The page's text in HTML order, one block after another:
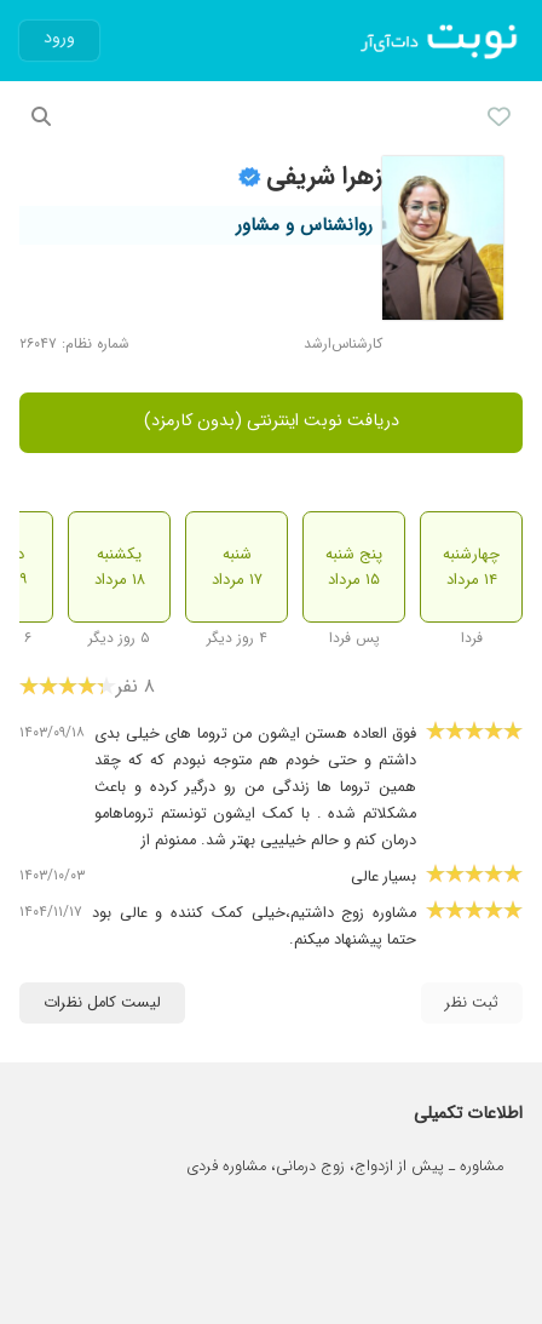
ورود
زهرا شریفی
روانشناس و مشاور
کارشناس‌ارشد شماره نظام: ۲۶۰۴۷
دریافت نوبت اینترنتی (بدون کارمزد)
چهارشنبه
۱۴ مرداد
فردا
پنج شنبه
۱۵ مرداد
پس فردا
شنبه
۱۷ مرداد
۴ روز دیگر
یکشنبه
۱۸ مرداد
۵ روز دیگر
۱۹ مرداد
۶ روز دیگر
۸ نفر
فوق العاده هستن ایشون من تروما های خیلی بدی
داشتم و حتی خودم هم متوجه نبودم که که چقد
همین تروما ها زندگی من رو درگیر کرده و باعث
مشکلاتم شده . با کمک ایشون تونستم تروماهامو
درمان کنم و حالم خیلییی بهتر شد. ممنونم از
۱۴۰۳/۰۹/۱۸
بسیار عالی ۱۴۰۳/۱۰/۰۳
مشاوره زوج داشتیم،خیلی کمک کننده و عالی بود
حتما پیشنهاد میکنم.
۱۴۰۴/۱۱/۱۷
۱۴۰۵/۰۴/۲۵ ثبت نظر لیست کامل نظرات
اطلاعات تکمیلی
مشاوره ـ پیش از ازدواج، زوج درمانی، مشاوره فردی